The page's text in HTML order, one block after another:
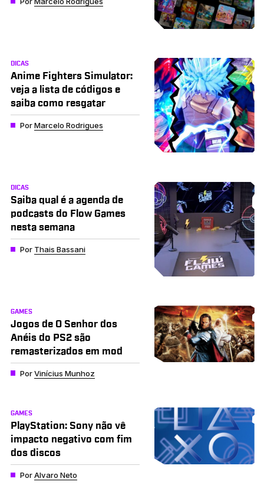
DICAS
Anime Fighters Simulator:
veja a lista de códigos e
saiba como resgatar
PorMarcelo Rodrigues
DICAS
Saiba qual é a agenda de
podcasts do Flow Games
nesta semana
Por Thais Bassani
GAMES
Jogos de O Senhor dos
Anéis do PS2 são
remasterizados em mod
PorVinícius Munhoz
GAMES
PlayStation: Sony não vê
impacto negativo com fim
dos discos
PorAlvaro Neto